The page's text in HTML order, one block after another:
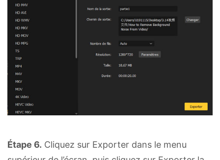
Étape 6. Cliquez sur Exporter dans le menu